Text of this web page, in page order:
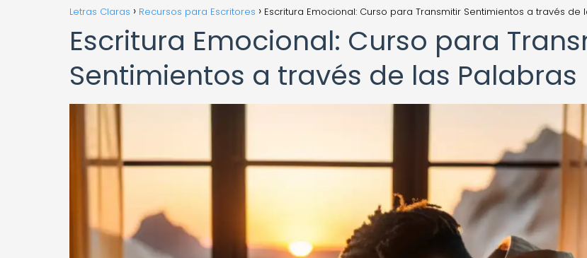
Letras Claras Recursos para Escritores Escritura Emocional: Curso para Transmitir Sentimientos a través de
Escritura Emocional: Curso para
Sentimientos a través de las Palabras